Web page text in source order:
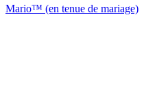
Mario™ (en tenue de mariage)